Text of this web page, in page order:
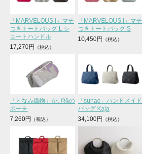
「MARVELOUS !」マチ
つきトートバッグ L シ
ョートハンドル
17,270円
「MARVELOUS !」マチ
つきトートバッグ S
10,450円
「となみ織物」かげ猫の
ポーチ
7,260円
「sunao」ハンドメイド
バッグ Kaja
34,100円